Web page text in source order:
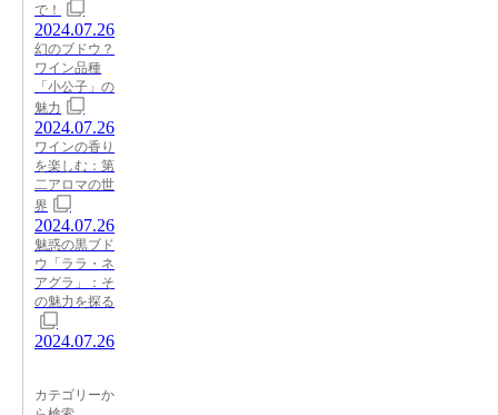
で！
2024.07.26
幻のブドウ？
ワイン品種
「小公子」の
魅力
2024.07.26
ワインの香り
を楽しむ：第
二アロマの世
界
2024.07.26
魅惑の黒ブド
ウ「ララ・ネ
アグラ」：そ
の魅力を探る
2024.07.26
カテゴリーか